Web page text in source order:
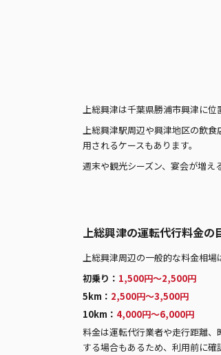
上総興津は千葉県勝浦市興津に
上総興津駅周辺や興津地区の飲
用されるケースもあります。
週末や観光シーズン、宴会が増え
上総興津の運転代行料金の
上総興津周辺の一般的な料金相場
初乗り： 1,500円〜2,500円
5km： 2,500円〜3,500円
10km： 4,000円〜6,000円
料金は運転代行業者や走行距離
する場合もあるため、利用前に確